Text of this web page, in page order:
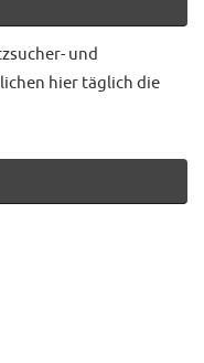
und
hier täglich die